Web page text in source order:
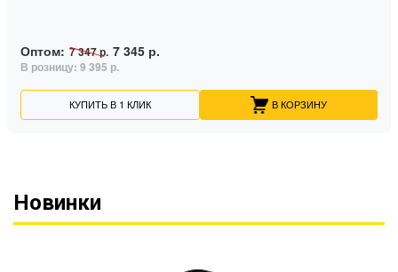
Оптом: 7 347 р. 7 345 р.
В розницу: 9 395 р.
КУПИТЬ В 1 КЛИК В КОРЗИНУ
Новинки